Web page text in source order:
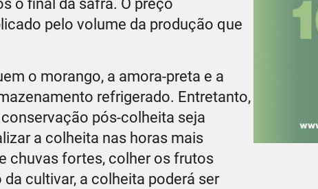
o final da safra. O preço
pelo volume da produção que
o morango, a amora-preta e a
refrigerado. Entretanto,
pós-colheita seja
a colheita nas horas mais
chuvas fortes, colher os frutos
cultivar, a colheita poderá ser